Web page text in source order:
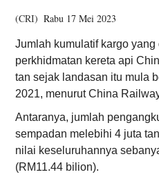
(CRI) Rabu 17 Mei 2023
Jumlah kumulatif kargo
perkhidmatan kereta api
tan sejak landasan itu mula
2021, menurut China
Antaranya, jumlah
sempadan melebihi 4 juta
nilai keseluruhannya
(RM11.44 bilion).